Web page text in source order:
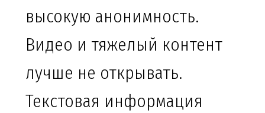
высокую анонимность.
Видео и тяжелый контент
лучше не открывать.
Текстовая информация